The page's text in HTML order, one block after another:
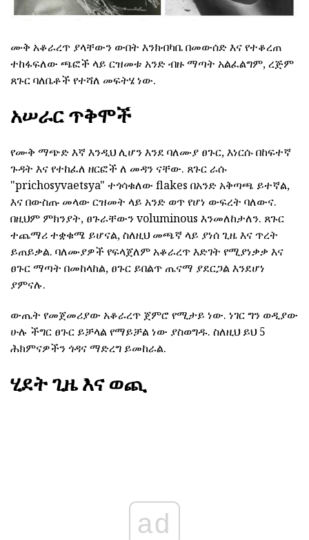
ሙቅ አቆራረጥ ያላቸውን ውበት እንክብካቤ በመውሰድ እና የተቆረጠ
ተከፋፍለው ጫፎች ላይ ርዝመቱ አንድ ብዙ ማጣት አልፈልግም, ረጅም
ጸጉር ባለቤቶች የተሻለ መፍትሄ ነው.
አሠራር ጥቅሞች
የሙቅ ማጭድ እኛ እንዲህ ሊሆን እንደ ባለሙያ ፀጉር, እነርሱ በከፍተኛ
ጉዳት እና የተከፈለ ዘርፎች ለ መዳን ናቸው. ጸጉር ራሱ
"prichosyvaetsya" ተጎሳቁለው flakes በአንድ አቅጣጫ ይተኛል,
እና በውስጡ መላው ርዝመት ላይ አንድ ወጥ የሆነ ውፍረት ባለውና.
በዚህም ምክንያት, ፀጉራቸውን voluminous እንመለከታለን. ጸጉር
ተጨማሪ ተቋቁሜ ይሆናል, ስለዚህ መጫኛ ላይ ያነሰ ጊዜ እና ጥረት
ይጠይቃል. ባለሙያዎች የፍላጀለም አቆራረጥ እድገት የሚያነቃቃ እና
ፀጉር ማጣት በመከላከል, ፀጉር ይበልጥ ጤናማ ያደርጋል እንደሆነ
ያምናሉ.
ውጤት የመጀመሪያው አቆራረጥ ጀምሮ የሚታይ ነው. ነገር ግን ወዲያው
ሁሉ ችግር ፀጉር ይቻላል የማይቻል ነው ያስወግዱ. ስለዚህ ይህ 5
ሕክምናዎችን ጎዳና ማድረግ ይመከራል.
ሂደት ጊዜ እና ወጪ
ad